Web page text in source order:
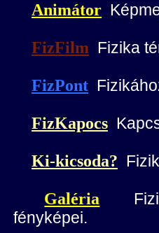
Animátor
FizFilm Fizika
FizPont
FizKapocs
Ki-kicsoda?
Galéria
fényképei.